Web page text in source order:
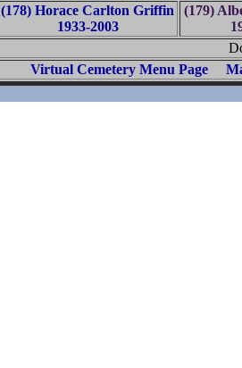
(178) Horace Carlton Griffin
1933-2003
(179)
Virtual Cemetery Menu Page